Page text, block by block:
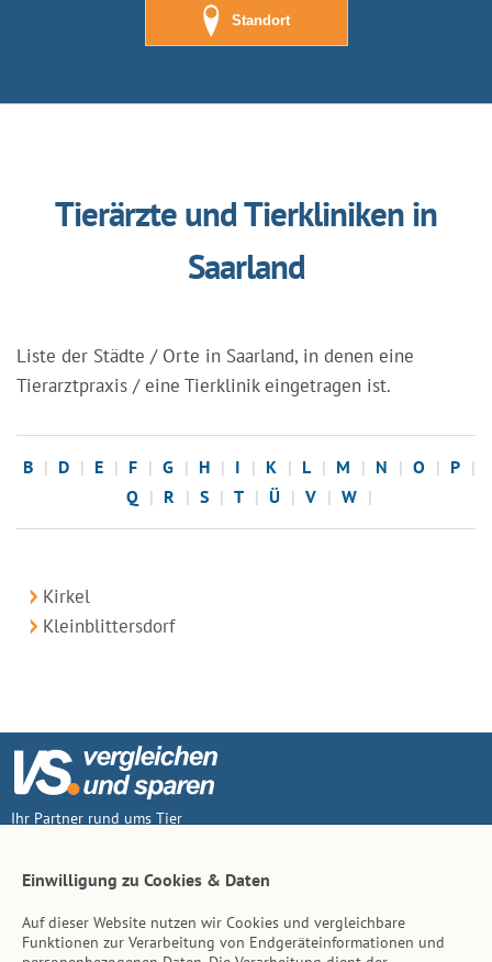
Standort
Tierärzte und Tierkliniken in
Saarland
Liste der Städte / Orte in Saarland, in denen eine
Tierarztpraxis / eine Tierklinik eingetragen ist.
B D E F G H I K L M N O
P
Q
R S T Ü V W
Kirkel
Kleinblittersdorf
Ihr Partner rund ums Tier
Inhalt
Einwilligung zu Cookies & Daten
Auf dieser Website nutzen wir Cookies und vergleichbare
Funktionen zur Verarbeitung von Endgeräteinformationen und